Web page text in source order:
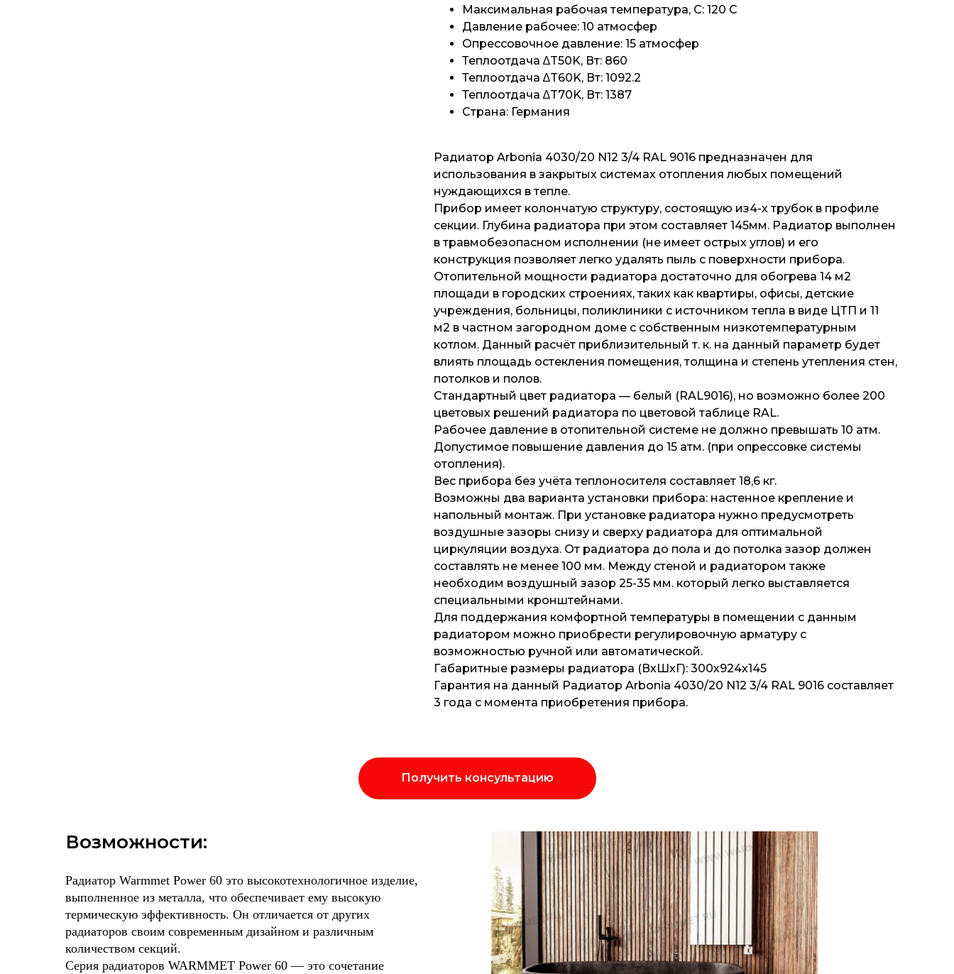
Максимальная рабочая температура, C: 120 C
Давление рабочее: 10 атмосфер
Опрессовочное давление: 15 атмосфер
Теплоотдача ∆T50K, Вт: 860
Теплоотдача ∆T60K, Вт: 1092.2
Теплоотдача ∆T70K, Вт: 1387
Страна: Германия
Радиатор Arbonia 4030/20 N12 3/4 RAL 9016 предназначен для
использования в закрытых системах отопления любых помещений
нуждающихся в тепле.
Прибор имеет колончатую структуру, состоящую из4-х трубок в профиле
секции. Глубина радиатора при этом составляет 145мм. Радиатор выполнен
в травмобезопасном исполнении (не имеет острых углов) и его
конструкция позволяет легко удалять пыль с поверхности прибора.
Отопительной мощности радиатора достаточно для обогрева 14 м2
площади в городских строениях, таких как квартиры, офисы, детские
учреждения, больницы, поликлиники с источником тепла в виде ЦТП и 11
м2 в частном загородном доме с собственным низкотемпературным
котлом. Данный расчёт приблизительный т. к. на данный параметр будет
влиять площадь остекления помещения, толщина и степень утепления стен,
потолков и полов.
Стандартный цвет радиатора — белый (RAL9016), но возможно более 200
цветовых решений радиатора по цветовой таблице RAL.
Рабочее давление в отопительной системе не должно превышать 10 атм.
Допустимое повышение давления до 15 атм. (при опрессовке системы
отопления).
Вес прибора без учёта теплоносителя составляет 18,6 кг.
Возможны два варианта установки прибора: настенное крепление и
напольный монтаж. При установке радиатора нужно предусмотреть
воздушные зазоры снизу и сверху радиатора для оптимальной
циркуляции воздуха. От радиатора до пола и до потолка зазор должен
составлять не менее 100 мм. Между стеной и радиатором также
необходим воздушный зазор 25-35 мм. который легко выставляется
специальными кронштейнами.
Для поддержания комфортной температуры в помещении с данным
радиатором можно приобрести регулировочную арматуру с
возможностью ручной или автоматической.
Габаритные размеры радиатора (ВхШхГ): 300х924х145
Гарантия на данный Радиатор Arbonia 4030/20 N12 3/4 RAL 9016 составляет
3 года с момента приобретения прибора.
Получить консультацию
Возможности:
Радиатор Warmmet Power 60 это высокотехнологичное изделие,
выполненное из металла, что обеспечивает ему высокую
термическую эффективность. Он отличается от других
радиаторов своим современным дизайном и различным
количеством секций.
Серия радиаторов WARMMET Power 60 — это сочетание